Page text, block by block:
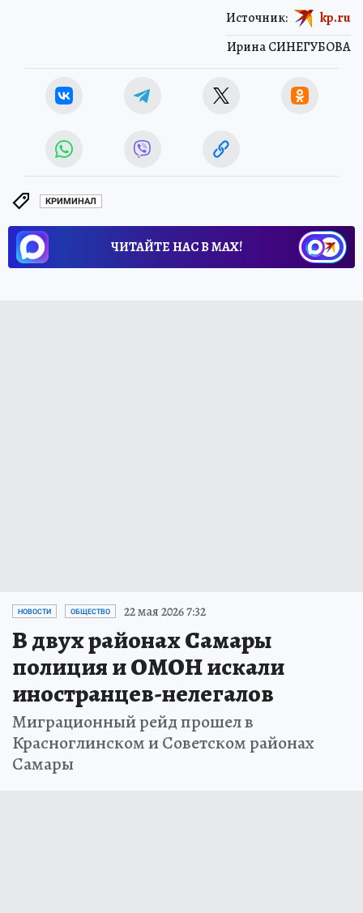
Ирина СИНЕГУБОВА
Источник: kp.ru
КРИМИНАЛ
ЧИТАЙТЕ НАС В МАХ!
НОВОСТИ ОБЩЕСТВО 22 мая 2026 7:32
В двух районах Самары
полиция и ОМОН искали
иностранцев-нелегалов
Миграционный рейд прошел в
Красноглинском и Советском районах
Самары